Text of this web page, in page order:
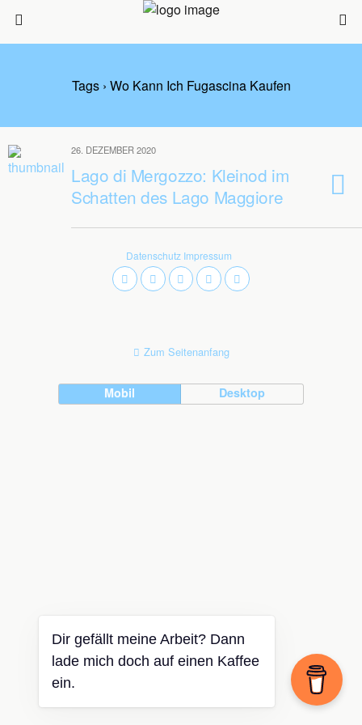
Tags › Wo Kann Ich Fugascina Kaufen
26. DEZEMBER 2020
Lago di Mergozzo: Kleinod im
Schatten des Lago Maggiore
Datenschutz Impressum
Zum Seitenanfang
Mobil Desktop
Dir gefällt meine Arbeit? Dann
lade mich doch auf einen Kaffee
ein.